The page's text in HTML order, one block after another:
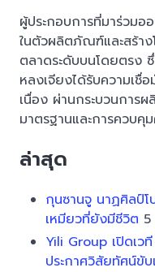
ผู้ประกอบการที่มาร่วมอ
ในตัวผลิตภัณฑ์และสร้าง
ตลาดระดับบนโดยตรง
หลงเจียงได้รับความเชื่
เนื่อง ผ่านกระบวนการผ
มาตรฐานและการควบ
ล่าสุด
กุนซานจู นาฏศิลป์
เหมียวที่ยังมีชีวิต 5
Yili Group เปิดเ
ประกาศวิสัยทัศน์ขั